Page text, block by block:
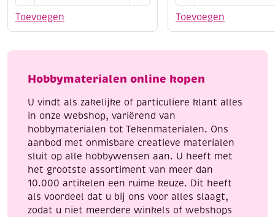
Toevoegen
satijnkoord,
meter,
aantal
Toevoegen
set
summer
aantal
Hobbymaterialen online kopen
U vindt als zakelijke of particuliere klant alles
in onze webshop, variërend van
hobbymaterialen tot Tekenmaterialen. Ons
aanbod met onmisbare creatieve materialen
sluit op alle hobbywensen aan. U heeft met
het grootste assortiment van meer dan
10.000 artikelen een ruime keuze. Dit heeft
als voordeel dat u bij ons voor alles slaagt,
zodat u niet meerdere winkels of webshops